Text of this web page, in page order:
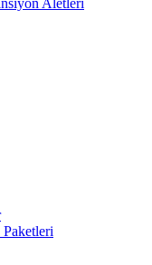
Aletleri